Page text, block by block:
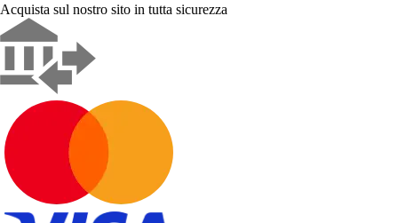
Acquista sul nostro sito in tutta sicurezza